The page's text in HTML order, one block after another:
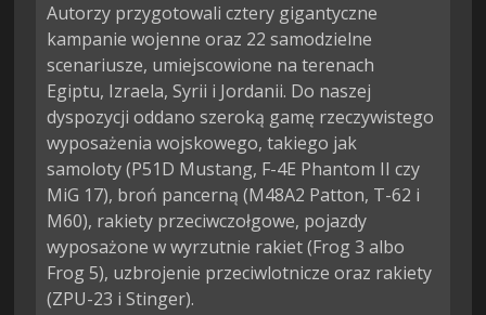
Autorzy przygotowali cztery gigantyczne
kampanie wojenne oraz 22 samodzielne
scenariusze, umiejscowione na terenach
Egiptu, Izraela, Syrii i Jordanii. Do naszej
dyspozycji oddano szeroką gamę rzeczywistego
wyposażenia wojskowego, takiego jak
samoloty (P51D Mustang, F-4E Phantom II czy
MiG 17), broń pancerną (M48A2 Patton, T-62 i
M60), rakiety przeciwczołgowe, pojazdy
wyposażone w wyrzutnie rakiet (Frog 3 albo
Frog 5), uzbrojenie przeciwlotnicze oraz rakiety
(ZPU-23 i Stinger).